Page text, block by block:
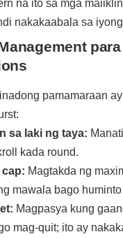
na ito sa mga
nakakaabala sa
pamamaraan
sa laki ng taya:
kada round.
cap: Magtakda ng
mawala bago
Magpasya kung
mag-quit; ito ay